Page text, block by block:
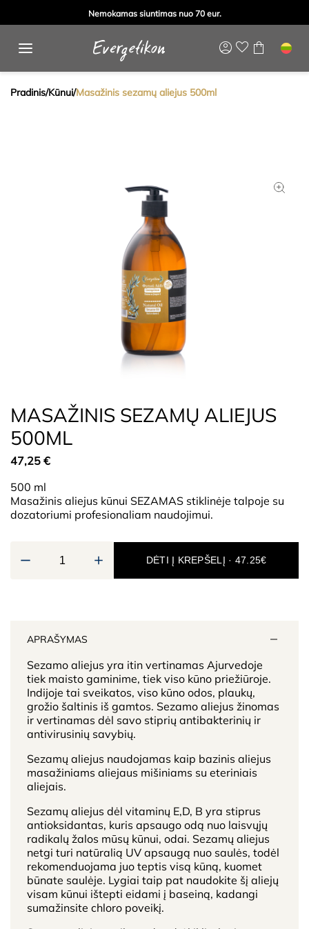
Nemokamas siuntimas nuo 70 eur.
Pradinis/Kūnui/Masažinis sezamų aliejus 500ml
MASAŽINIS SEZAMŲ ALIEJUS
500ML
47,25 €
500 ml
Masažinis aliejus kūnui SEZAMAS stiklinėje talpoje su
dozatoriumi profesionaliam naudojimui.
DĖTI Į KREPŠELĮ · 47.25€
APRAŠYMAS
Sezamo aliejus yra itin vertinamas Ajurvedoje
tiek maisto gaminime, tiek viso kūno priežiūroje.
Indijoje tai sveikatos, viso kūno odos, plaukų,
grožio šaltinis iš gamtos. Sezamo aliejus žinomas
ir vertinamas dėl savo stiprių antibakterinių ir
antivirusinių savybių.
Sezamų aliejus naudojamas kaip bazinis aliejus
masažiniams aliejaus mišiniams su eteriniais
aliejais.
Sezamų aliejus dėl vitaminų E,D, B yra stiprus
antioksidantas, kuris apsaugo odą nuo laisvųjų
radikalų žalos mūsų kūnui, odai. Sezamų aliejus
netgi turi natūralią UV apsaugą nuo saulės, todėl
rekomenduojama juo teptis visą kūną, kuomet
būnate saulėje. Lygiai taip pat naudokite šį aliejų
visam kūnui ištepti eidami į baseiną, kadangi
sumažinsite chloro poveikį.